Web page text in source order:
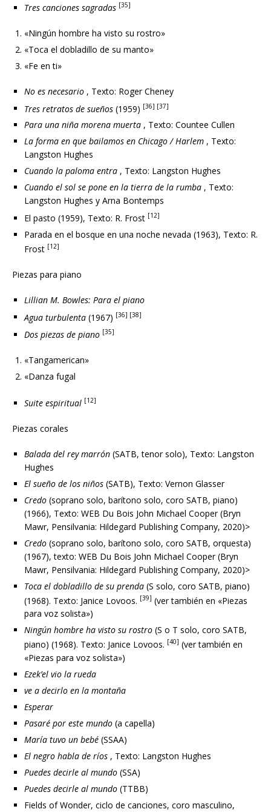
Tres canciones sagradas [35]
«Ningún hombre ha visto su rostro»
«Toca el dobladillo de su manto»
«Fe en ti»
No es necesario , Texto: Roger Cheney
Tres retratos de sueños (1959) [36] [37]
Para una niña morena muerta , Texto: Countee Cullen
La forma en que bailamos en Chicago / Harlem , Texto:
Langston Hughes
Cuando la paloma entra , Texto: Langston Hughes
Cuando el sol se pone en la tierra de la rumba , Texto:
Langston Hughes y Arna Bontemps
El pasto (1959), Texto: R. Frost [12]
Parada en el bosque en una noche nevada (1963), Texto: R.
Frost [12]
Piezas para piano
Lillian M. Bowles: Para el piano
Agua turbulenta (1967) [36] [38]
Dos piezas de piano [35]
«Tangamerican»
«Danza fugal
Suite espiritual [12]
Piezas corales
Balada del rey marrón (SATB, tenor solo), Texto: Langston
Hughes
El sueño de los niños (SATB), Texto: Vernon Glasser
Credo (soprano solo, barítono solo, coro SATB, piano)
(1966), Texto: WEB Du Bois John Michael Cooper (Bryn
Mawr, Pensilvania: Hildegard Publishing Company, 2020)>
Credo (soprano solo, barítono solo, coro SATB, orquesta)
(1967), texto: WEB Du Bois John Michael Cooper (Bryn
Mawr, Pensilvania: Hildegard Publishing Company, 2020)>
Toca el dobladillo de su prenda (S solo, coro SATB, piano)
(1968). Texto: Janice Lovoos. [39] (ver también en «Piezas
para voz solista»)
Ningún hombre ha visto su rostro (S o T solo, coro SATB,
piano) (1968). Texto: Janice Lovoos. [40] (ver también en
«Piezas para voz solista»)
Ezek’el vio la rueda
ve a decirlo en la montaña
Esperar
Pasaré por este mundo (a capella)
María tuvo un bebé (SSAA)
El negro habla de ríos , Texto: Langston Hughes
Puedes decirle al mundo (SSA)
Puedes decirle al mundo (TTBB)
Fields of Wonder, ciclo de canciones, coro masculino,